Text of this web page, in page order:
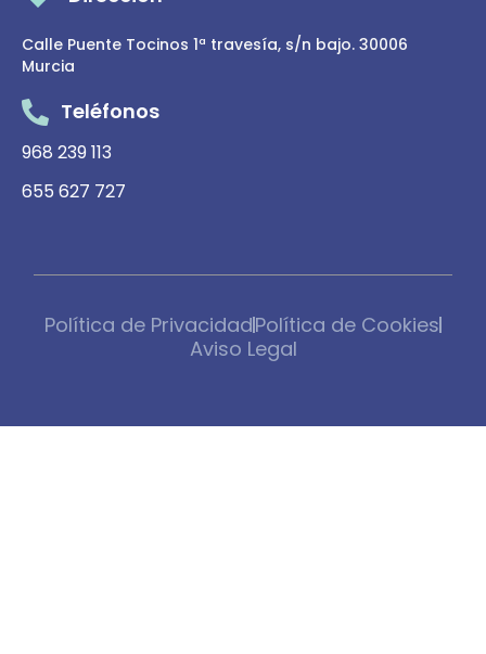
Calle Puente Tocinos 1ª travesía, s/n bajo. 30006
Murcia
Teléfonos
968 239 113
655 627 727
Política de PrivacidadPolítica de Cookies
Aviso Legal